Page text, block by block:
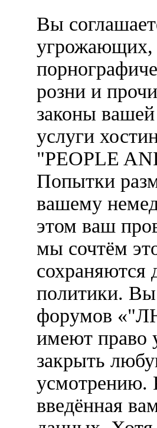
Вы
угрожающих,
розни и
законы
услуги
"PEOPLE
Попытки
вашему
этом ваш
мы сочтём
сохраняются
политики. Вы
форумов
имеют право
закрыть
усмотрению.
введённая